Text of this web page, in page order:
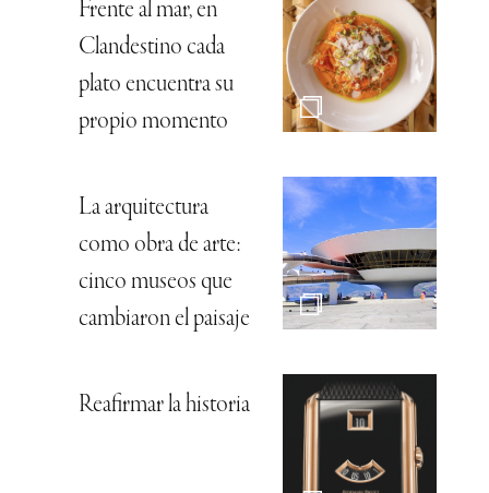
Frente al mar, en
Clandestino cada
plato encuentra su
propio momento
La arquitectura
como obra de arte:
cinco museos que
cambiaron el paisaje
Reafirmar la historia